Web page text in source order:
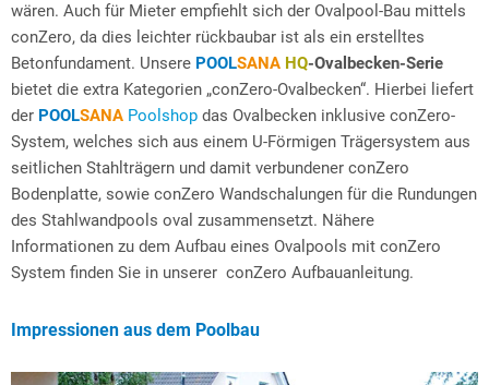
wären. Auch für Mieter empfiehlt sich der Ovalpool-Bau mittels
conZero, da dies leichter rückbaubar ist als ein erstelltes
Betonfundament. Unsere POOLSANA HQ-Ovalbecken-Serie
bietet die extra Kategorien „conZero-Ovalbecken“. Hierbei liefert
der POOLSANA Poolshop das Ovalbecken inklusive conZero-
System, welches sich aus einem U-Förmigen Trägersystem aus
seitlichen Stahlträgern und damit verbundener conZero
Bodenplatte, sowie conZero Wandschalungen für die Rundungen
des Stahlwandpools oval zusammensetzt. Nähere
Informationen zu dem Aufbau eines Ovalpools mit conZero
System finden Sie in unserer conZero Aufbauanleitung.
Impressionen aus dem Poolbau